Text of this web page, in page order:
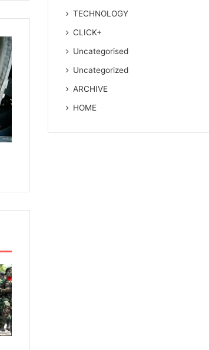
TECHNOLOGY
CLICK+
Uncategorised
Uncategorized
ARCHIVE
HOME